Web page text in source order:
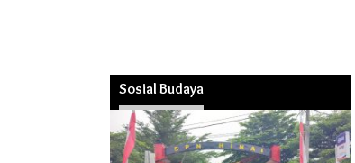
Sosial Budaya